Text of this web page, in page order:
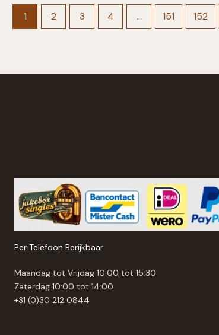
1 2 3 4 … 151 152
Per Telefoon Berijkbaar
Maandag tot Vrijdag 10:00 tot 15:30
Zaterdag 10:00 tot 14:00
+31 (0)30 212 0844